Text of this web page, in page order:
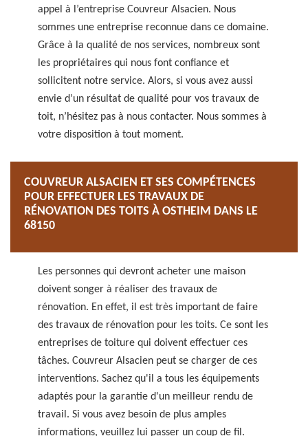
appel à l’entreprise Couvreur Alsacien. Nous
sommes une entreprise reconnue dans ce domaine.
Grâce à la qualité de nos services, nombreux sont
les propriétaires qui nous font confiance et
sollicitent notre service. Alors, si vous avez aussi
envie d’un résultat de qualité pour vos travaux de
toit, n’hésitez pas à nous contacter. Nous sommes à
votre disposition à tout moment.
COUVREUR ALSACIEN ET SES COMPÉTENCES
POUR EFFECTUER LES TRAVAUX DE
RÉNOVATION DES TOITS À OSTHEIM DANS LE
68150
Les personnes qui devront acheter une maison
doivent songer à réaliser des travaux de
rénovation. En effet, il est très important de faire
des travaux de rénovation pour les toits. Ce sont les
entreprises de toiture qui doivent effectuer ces
tâches. Couvreur Alsacien peut se charger de ces
interventions. Sachez qu'il a tous les équipements
adaptés pour la garantie d'un meilleur rendu de
travail. Si vous avez besoin de plus amples
informations, veuillez lui passer un coup de fil.